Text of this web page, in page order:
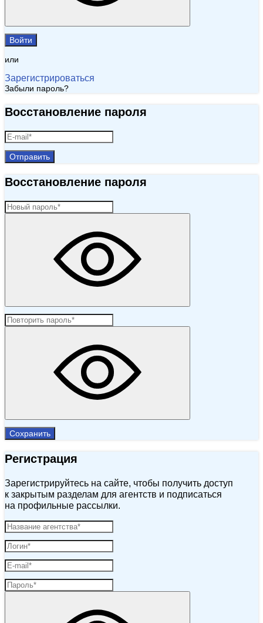
Войти
или
Зарегистрироваться
Забыли пароль?
Восстановление пароля
Отправить
Восстановление пароля
Сохранить
Регистрация
Зарегистрируйтесь на сайте, чтобы получить доступ
к закрытым разделам для агентств и подписаться
на профильные рассылки.